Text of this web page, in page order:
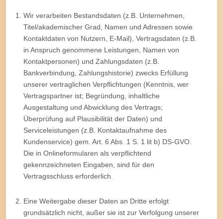
Wir verarbeiten Bestandsdaten (z.B. Unternehmen,
Titel/akademischer Grad, Namen und Adressen sowie
Kontaktdaten von Nutzern, E-Mail), Vertragsdaten (z.B.
in Anspruch genommene Leistungen, Namen von
Kontaktpersonen) und Zahlungsdaten (z.B.
Bankverbindung, Zahlungshistorie) zwecks Erfüllung
unserer vertraglichen Verpflichtungen (Kenntnis, wer
Vertragspartner ist; Begründung, inhaltliche
Ausgestaltung und Abwicklung des Vertrags;
Überprüfung auf Plausibilität der Daten) und
Serviceleistungen (z.B. Kontaktaufnahme des
Kundenservice) gem. Art. 6 Abs. 1 S. 1 lit b) DS-GVO.
Die in Onlineformularen als verpflichtend
gekennzeichneten Eingaben, sind für den
Vertragsschluss erforderlich.
Eine Weitergabe dieser Daten an Dritte erfolgt
grundsätzlich nicht, außer sie ist zur Verfolgung unserer